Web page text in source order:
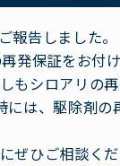
報告しました。
発保証をお付け
シロアリの
は、駆除剤
ぜひご相談くだ